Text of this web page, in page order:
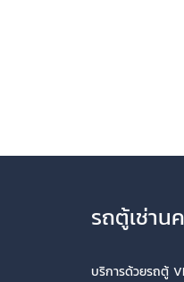
รถตู้เช่าน
บริการด้วยรถตู้